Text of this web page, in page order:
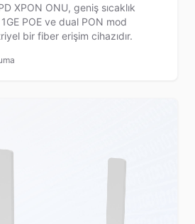
XPON ONU, geniş sıcaklık
POE ve dual PON mod
bir fiber erişim cihazıdır.